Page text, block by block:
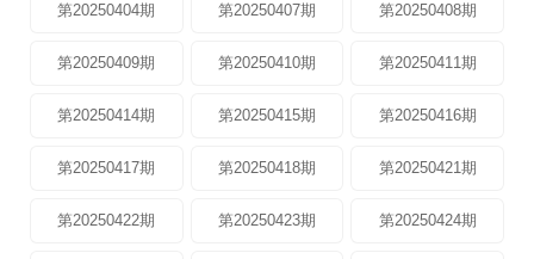
第20250404期 第20250407期 第20250408期
第20250409期 第20250410期 第20250411期
第20250414期 第20250415期 第20250416期
第20250417期 第20250418期 第20250421期
第20250422期 第20250423期 第20250424期